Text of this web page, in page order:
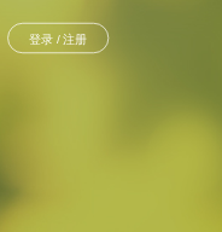
登录 / 注册